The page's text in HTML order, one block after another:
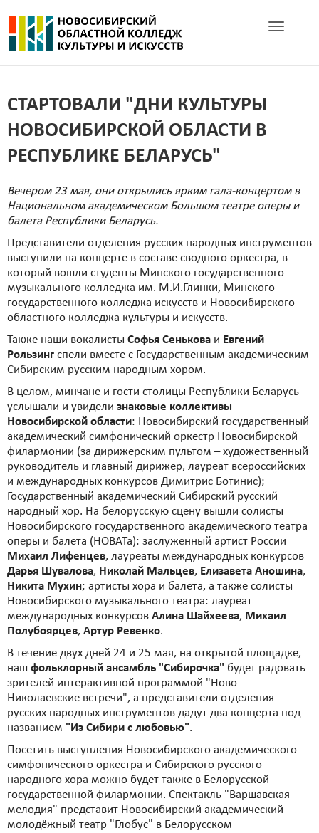
Toggle
СТАРТОВАЛИ "ДНИ КУЛЬТУРЫ
НОВОСИБИРСКОЙ ОБЛАСТИ В
РЕСПУБЛИКЕ БЕЛАРУСЬ"
Вечером 23 мая, они открылись ярким гала-концертом в
Национальном академическом Большом театре оперы и
балета Республики Беларусь.
Представители отделения русских народных инструментов
выступили на концерте в составе сводного оркестра, в
который вошли студенты Минского государственного
музыкального колледжа им. М.И.Глинки, Минского
государственного колледжа искусств и Новосибирского
областного колледжа культуры и искусств.
Также наши вокалисты Софья Сенькова и Евгений
Рользинг спели вместе с Государственным академическим
Сибирским русским народным хором.
В целом, минчане и гости столицы Республики Беларусь
услышали и увидели знаковые коллективы
Новосибирской области: Новосибирский государственный
академический симфонический оркестр Новосибирской
филармонии (за дирижерским пультом – художественный
руководитель и главный дирижер, лауреат всероссийских
и международных конкурсов Димитрис Ботинис);
Государственный академический Сибирский русский
народный хор. На белорусскую сцену вышли солисты
Новосибирского государственного академического театра
оперы и балета (НОВАТа): заслуженный артист России
Михаил Лифенцев, лауреаты международных конкурсов
Дарья Шувалова, Николай Мальцев, Елизавета Аношина,
Никита Мухин; артисты хора и балета, а также солисты
Новосибирского музыкального театра: лауреат
международных конкурсов Алина Шайхеева, Михаил
Полубоярцев, Артур Ревенко.
В течение двух дней 24 и 25 мая, на открытой площадке,
наш фольклорный ансамбль "Сибирочка" будет радовать
зрителей интерактивной программой "Ново-
Николаевские встречи", а представители отделения
русских народных инструментов дадут два концерта под
названием "Из Сибири с любовью".
Посетить выступления Новосибирского академического
симфонического оркестра и Сибирского русского
народного хора можно будет также в Белорусской
государственной филармонии. Спектакль "Варшавская
мелодия" представит Новосибирский академический
молодёжный театр "Глобус" в Белорусском